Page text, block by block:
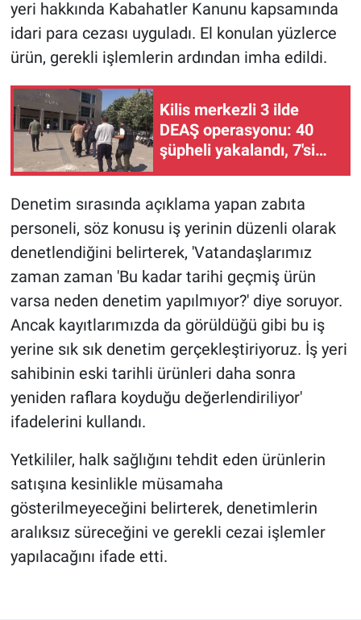
yeri hakkında Kabahatler Kanunu kapsamında
idari para cezası uyguladı. El konulan yüzlerce
ürün, gerekli işlemlerin ardından imha edildi.
Kilis merkezli 3 ilde
DEAŞ operasyonu: 40
şüpheli yakalandı, 7'si
Denetim sırasında açıklama yapan zabıta
personeli, söz konusu iş yerinin düzenli olarak
denetlendiğini belirterek, 'Vatandaşlarımız
zaman zaman 'Bu kadar tarihi geçmiş ürün
varsa neden denetim yapılmıyor?' diye soruyor.
Ancak kayıtlarımızda da görüldüğü gibi bu iş
yerine sık sık denetim gerçekleştiriyoruz. İş yeri
sahibinin eski tarihli ürünleri daha sonra
yeniden raflara koyduğu değerlendiriliyor'
ifadelerini kullandı.
Yetkililer, halk sağlığını tehdit eden ürünlerin
satışına kesinlikle müsamaha
gösterilmeyeceğini belirterek, denetimlerin
aralıksız süreceğini ve gerekli cezai işlemler
yapılacağını ifade etti.